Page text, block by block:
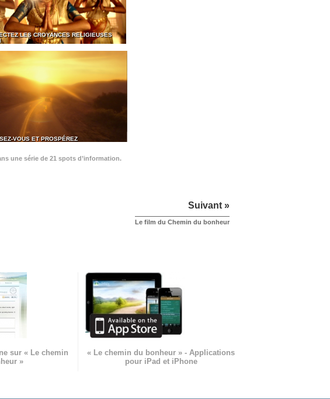
LES CROYANCES RELIGIEUSES
VOUS ET PROSPÉREZ
une série de 21 spots d’information.
Suivant »
Le film du Chemin du bonheur
sur « Le chemin
»
« Le chemin du bonheur » - Applications
pour iPad et iPhone